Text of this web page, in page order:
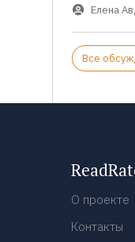
Елена
Все
О проекте
Контакты